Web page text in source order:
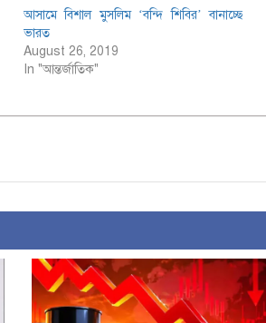
আসামে বিশাল মুসলিম ‘বন্দি শিবির’ বানাচ্ছে
ভারত
August 26, 2019
In "আন্তর্জাতিক"